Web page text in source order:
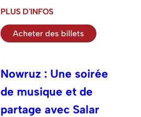
PLUS D'INFOS
Acheter des billets
Nowruz : Une soirée
de musique et de
partage avec Salar